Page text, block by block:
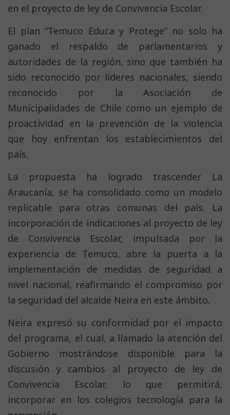
en el proyecto de ley de Convivencia Escolar.
El plan “Temuco Educa y Protege” no solo ha
ganado el respaldo de parlamentarios y
autoridades de la región, sino que también ha
sido reconocido por líderes nacionales, siendo
reconocido por la Asociación de
Municipalidades de Chile como un ejemplo de
proactividad en la prevención de la violencia
que hoy enfrentan los establecimientos del
país.
La propuesta ha logrado trascender La
Araucanía, se ha consolidado como un modelo
replicable para otras comunas del país. La
incorporación de indicaciones al proyecto de ley
de Convivencia Escolar, impulsada por la
experiencia de Temuco, abre la puerta a la
implementación de medidas de seguridad a
nivel nacional, reafirmando el compromiso por
la seguridad del alcalde Neira en este ámbito.
Neira expresó su conformidad por el impacto
del programa, el cual, a llamado la atención del
Gobierno mostrándose disponible para la
discusión y cambios al proyecto de ley de
Convivencia Escolar, lo que permitirá,
incorporar en los colegios tecnología para la